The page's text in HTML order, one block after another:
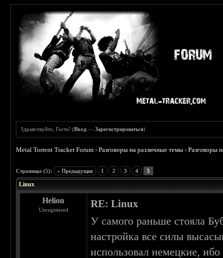
Здравствуйте, Гость! (Вход —Зарегистрироваться)
Metal Torrent Tracker Forum ›Разговоры на различные темы ›Разговоры
Страницы (5): « Предыдущая 1 2 3 4 5
Linux
Helion
Unregistered
RE: Linux
У самого раньше стояла
настройка все силы
использовал немецкие,